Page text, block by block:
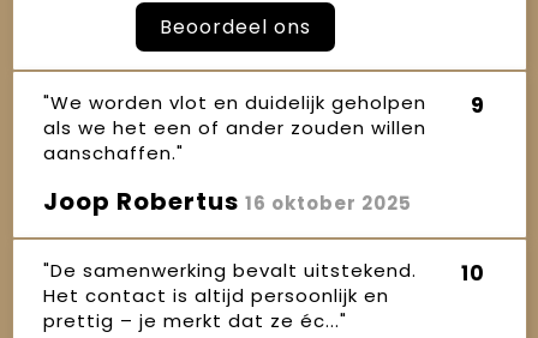
Beoordeel ons
"We worden vlot en duidelijk geholpen
als we het een of ander zouden willen
aanschaffen."
9
Joop Robertus 16 oktober 2025
"De samenwerking bevalt uitstekend.
Het contact is altijd persoonlijk en
prettig – je merkt dat ze éc..."
10